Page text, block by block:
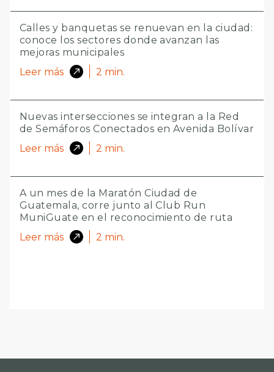
Calles y banquetas se renuevan en la ciudad:
conoce los sectores donde avanzan las
mejoras municipales
Leer más
2 min.
Nuevas intersecciones se integran a la Red
de Semáforos Conectados en Avenida Bolívar
Leer más
2 min.
A un mes de la Maratón Ciudad de
Guatemala, corre junto al Club Run
MuniGuate en el reconocimiento de ruta
Leer más
2 min.